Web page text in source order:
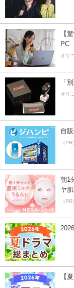
【
PC
オリ
「
オリ
自
（
朝1
ヤ肌
（
【